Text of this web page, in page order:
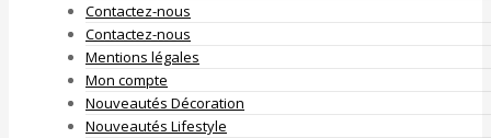
Contactez-nous
Contactez-nous
Mentions légales
Mon compte
Nouveautés Décoration
Nouveautés Lifestyle